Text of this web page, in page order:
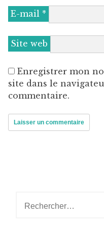
E-mail *
Site web
Enregistrer mon
site dans le
commentaire.